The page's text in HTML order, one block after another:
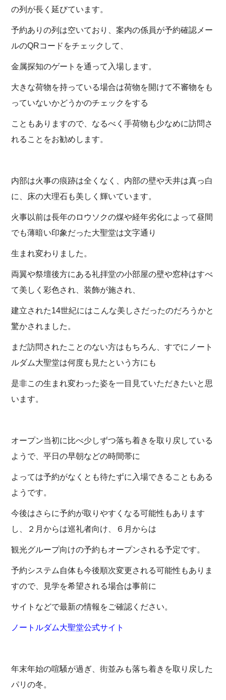
の列が長く延びています。
予約ありの列は空いており、案内の係員が予約確認メー
ルのQRコードをチェックして、
金属探知のゲートを通って入場します。
大きな荷物を持っている場合は荷物を開けて不審物をも
っていないかどうかのチェックをする
こともありますので、なるべく手荷物も少なめに訪問さ
れることをお勧めします。
内部は火事の痕跡は全くなく、内部の壁や天井は真っ白
に、床の大理石も美しく輝いています。
火事以前は長年のロウソクの煤や経年劣化によって昼間
でも薄暗い印象だった大聖堂は文字通り
生まれ変わりました。
両翼や祭壇後方にある礼拝堂の小部屋の壁や窓枠はすべ
て美しく彩色され、装飾が施され、
建立された14世紀にはこんな美しさだったのだろうかと
驚かされました。
まだ訪問されたことのない方はもちろん、すでにノート
ルダム大聖堂は何度も見たという方にも
是非この生まれ変わった姿を一目見ていただきたいと思
います。
オープン当初に比べ少しずつ落ち着きを取り戻している
ようで、平日の早朝などの時間帯に
よっては予約がなくとも待たずに入場できることもある
ようです。
今後はさらに予約が取りやすくなる可能性もあります
し、２月からは巡礼者向け、６月からは
観光グループ向けの予約もオープンされる予定です。
予約システム自体も今後順次変更される可能性もありま
すので、見学を希望される場合は事前に
サイトなどで最新の情報をご確認ください。
ノートルダム大聖堂公式サイト
年末年始の喧騒が過ぎ、街並みも落ち着きを取り戻した
パリの冬。